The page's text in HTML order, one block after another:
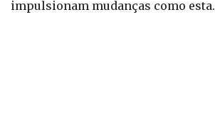
impulsionam mudanças como esta.